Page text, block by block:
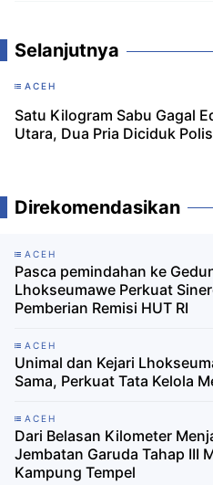
Selanjutnya
ACEH
Satu Kilogram Sabu Gagal
Utara, Dua Pria Diciduk
Direkomendasikan
ACEH
Pasca pemindahan ke
Lhokseumawe Perkuat
Pemberian Remisi HUT RI
ACEH
Unimal dan Kejari
Sama, Perkuat Tata Kelola
ACEH
Dari Belasan Kilometer
Jembatan Garuda Tahap III
Kampung Tempel